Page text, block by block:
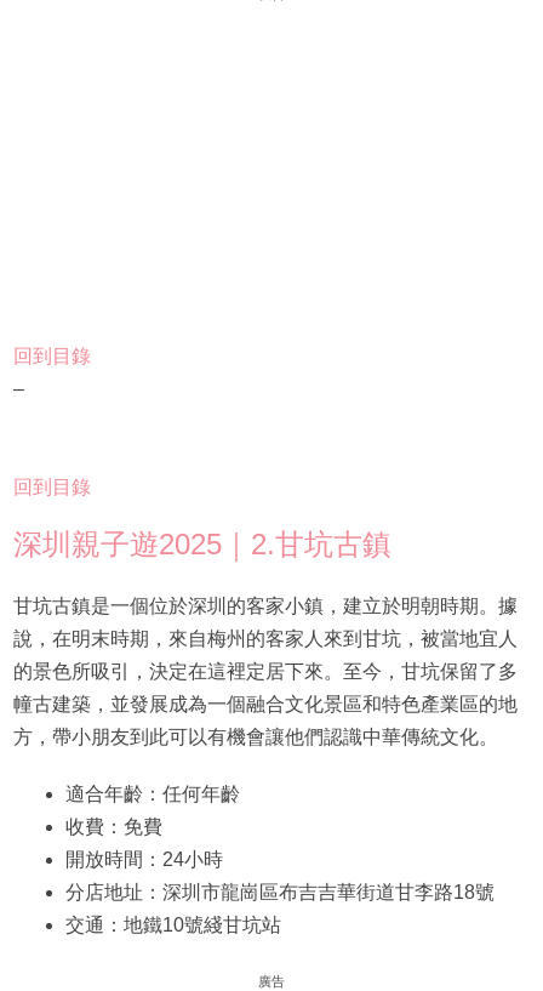
回到目錄
–
回到目錄
深圳親子遊2025｜2.甘坑古鎮
甘坑古鎮是一個位於深圳的客家小鎮，建立於明朝時期。據
說，在明末時期，來自梅州的客家人來到甘坑，被當地宜人
的景色所吸引，決定在這裡定居下來。至今，甘坑保留了多
幢古建築，並發展成為一個融合文化景區和特色產業區的地
方，帶小朋友到此可以有機會讓他們認識中華傳統文化。
適合年齡：任何年齡
收費：免費
開放時間：24小時
分店地址：深圳市龍崗區布吉吉華街道甘李路18號
交通：地鐵10號綫甘坑站
廣告